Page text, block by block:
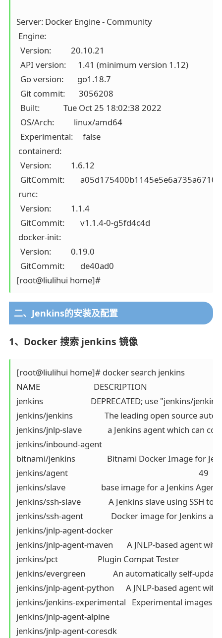
Server: Docker Engine - Community
Engine:
  Version:          20.10.21
  API version:      1.41 (minimum version 1.12)
  Go version:       go1.18.7
  Git commit:       3056208
  Built:            Tue Oct 25 18:02:38 2022
  OS/Arch:          linux/amd64
  Experimental:     false
containerd:
  Version:          1.6.12
GitCommit:
runc:
  Version:          1.1.4
  GitCommit:        v1.1.4-0-g5fd4c4d
docker-init:
  Version:          0.19.0
  GitCommit:        de40ad0
二、Jenkins的安装及配置
1、Docker 搜索 jenkins 镜像
[root@liulihui home]# docker search jenkins
NAME                           DESCRIPTION
jenkins                        DEPRECATED; use "jenkins/
jenkins/jenkins                The leading open
jenkins/jnlp-slave             a Jenkins agent which can
jenkins/inbound-agent
bitnami/jenkins                Bitnami Docker Image for
jenkins/agent
jenkins/slave                  base image for a Jenkins
jenkins/ssh-slave              A Jenkins slave using SSH to
jenkins/ssh-agent              Docker image for
jenkins/jnlp-agent-docker
jenkins/jnlp-agent-maven       A JNLP-based
jenkins/pct                    Plugin Compat Tester
jenkins/evergreen              An automatically
jenkins/jnlp-agent-python      A JNLP-based
jenkins/jenkins-experimental   Experimental images of
jenkins/jnlp-agent-alpine
jenkins/jnlp-agent-coresdk